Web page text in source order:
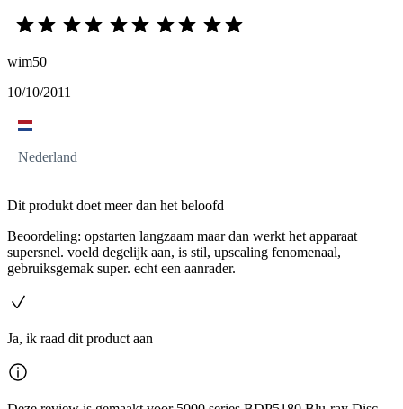
wim50
10/10/2011
Nederland
Dit produkt doet meer dan het beloofd
Beoordeling: opstarten langzaam maar dan werkt het apparaat
supersnel. voeld degelijk aan, is stil, upscaling fenomenaal,
gebruiksgemak super. echt een aanrader.
Ja, ik raad dit product aan